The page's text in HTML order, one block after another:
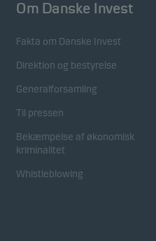
Om Danske Invest
Fakta om Danske Invest
Direktion og bestyrelse
Generalforsamling
Til pressen
Bekæmpelse af økonomisk
kriminalitet
Whistleblowing